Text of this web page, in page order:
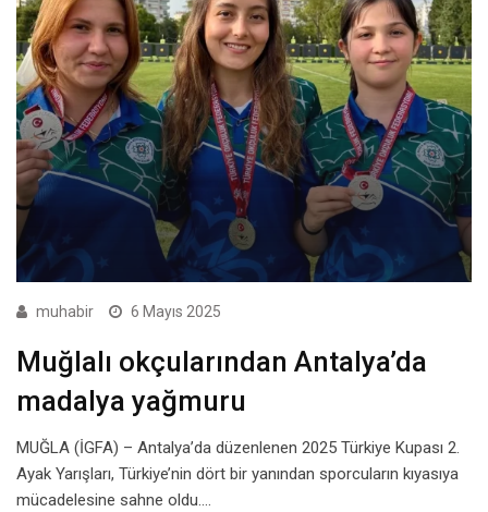
muhabir 6 Mayıs 2025
Muğlalı okçularından Antalya’da
madalya yağmuru
MUĞLA (İGFA) – Antalya’da düzenlenen 2025 Türkiye Kupası 2.
Ayak Yarışları, Türkiye’nin dört bir yanından sporcuların kıyasıya
mücadelesine sahne oldu.…